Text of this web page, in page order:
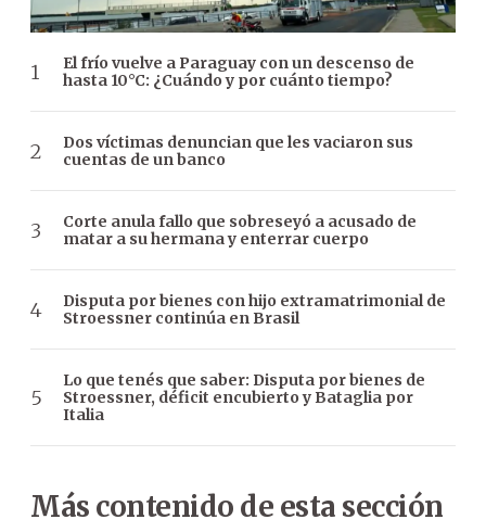
El frío vuelve a Paraguay con un descenso de
hasta 10°C: ¿Cuándo y por cuánto tiempo?
Dos víctimas denuncian que les vaciaron sus
cuentas de un banco
Corte anula fallo que sobreseyó a acusado de
matar a su hermana y enterrar cuerpo
Disputa por bienes con hijo extramatrimonial de
Stroessner continúa en Brasil
Lo que tenés que saber: Disputa por bienes de
Stroessner, déficit encubierto y Bataglia por
Italia
Más contenido de esta sección